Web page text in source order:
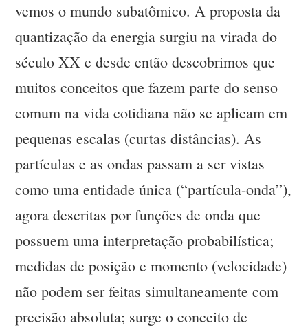
vemos o mundo subatômico. A proposta da
quantização da energia surgiu na virada do
século XX e desde então descobrimos que
muitos conceitos que fazem parte do senso
comum na vida cotidiana não se aplicam em
pequenas escalas (curtas distâncias). As
partículas e as ondas passam a ser vistas
como uma entidade única (“partícula-onda”),
agora descritas por funções de onda que
possuem uma interpretação probabilística;
medidas de posição e momento (velocidade)
não podem ser feitas simultaneamente com
precisão absoluta; surge o conceito de